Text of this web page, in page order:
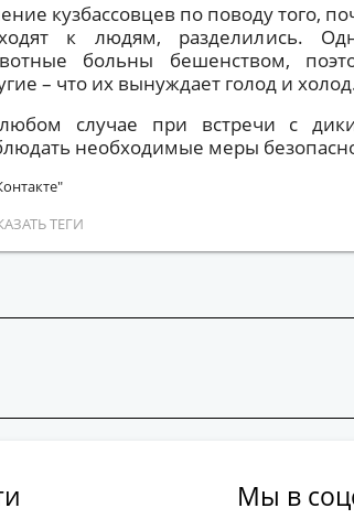
кузбассовцев по поводу того,
к людям, разделились.
больны бешенством,
– что их вынуждает голод и
случае при встречи с
необходимые меры
ТЕГИ
Мы в